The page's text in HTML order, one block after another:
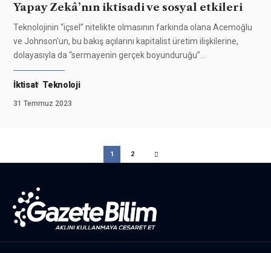
Yapay Zekâ’nın iktisadi ve sosyal etkileri
Teknolojinin “içsel” nitelikte olmasının farkında olana Acemoğlu
ve Johnson'un, bu bakış açılarını kapitalist üretim ilişkilerine,
dolayasıyla da “sermayenin gerçek boyunduruğu”
İktisat Teknoloji
31 Temmuz 2023
1 2